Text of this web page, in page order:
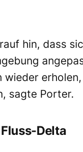
hin, dass
sagte Porter.
Delta